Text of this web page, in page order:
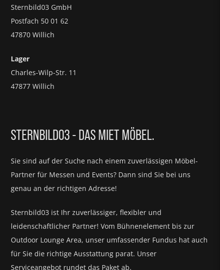
Sternbild03 GmbH
Postfach 50 01 62
47870 Willich
Lager
Charles-Wilp-Str. 11
47877 Willich
STERNBILD03 - DAS MIET MÖBEL.
Sie sind auf der Suche nach einem zuverlässigen Möbel-
Partner für Messen und Events? Dann sind Sie bei uns
genau an der richtigen Adresse!
Sternbild03 ist Ihr zuverlässiger, flexibler und
leidenschaftlicher Partner! Vom Bühnenelement bis zur
Outdoor Lounge Area, unser umfassender Fundus hat auch
für Sie die richtige Ausstattung parat. Unser
Serviceangebot rundet das Paket ab.